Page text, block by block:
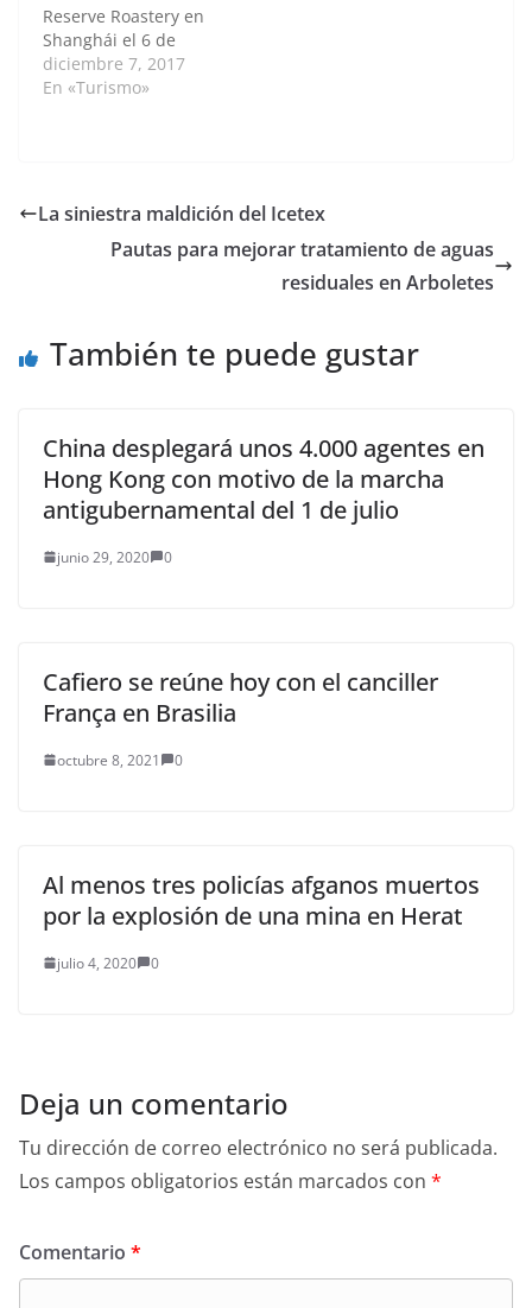
en Yangon. Una
persona murió en el
incendio antes del
amanecer…
Reserve Roastery en
Shanghái el 6 de
diciembre de 2017.
Starbucks abrió su
gigante de las bebidas
Apuesta grandemente
diciembre 7, 2017
En «Turismo»
La siniestra maldición del Icetex
Pautas para mejorar tratamiento de aguas
residuales en Arboletes
También te puede gustar
China desplegará unos 4.000 agentes en
Hong Kong con motivo de la marcha
antigubernamental del 1 de julio
junio 29, 2020 0
Cafiero se reúne hoy con el canciller
França en Brasilia
octubre 8, 2021 0
Al menos tres policías afganos muertos
por la explosión de una mina en Herat
julio 4, 2020 0
Deja un comentario
Tu dirección de correo electrónico no será publicada.
Los campos obligatorios están marcados con *
Comentario *